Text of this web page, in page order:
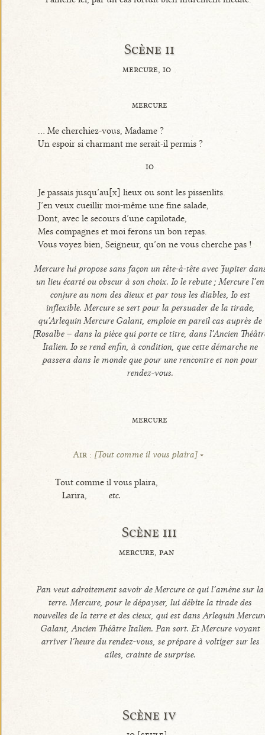
Scène ii
mercure, io
mercure
... Me cherchiez-vous, Madame ?
Un espoir si charmant me serait-il permis ?
io
Je passais jusqu’au[x] lieux ou sont les pissenlits.
J’en veux cueillir moi-même une fine salade,
Dont, avec le secours d’une capilotade,
Mes compagnes et moi ferons un bon repas.
Vous voyez bien, Seigneur, qu’on ne vous cherche pas !
Mercure lui propose sans façon un tête-à-tête avec Jupiter
un lieu écarté ou obscur à son choix. Io le rebute ; Mercure l’en
conjure au nom des dieux et par tous les diables, Io est
inflexible. Mercure se sert pour la persuader de la tirade,
qu’Arlequin Mercure Galant, emploie en pareil cas auprès de
[Rosalbe – dans la pièce qui porte ce titre, dans l’Ancien
Italien. Io se rend enfin, à condition, que cette démarche ne
passera dans le monde que pour une rencontre et non pour
rendez-vous.
mercure
Air : [Tout comme il vous plaira]
Tout comme il vous plaira,
Larira,
etc.
Scène iii
mercure, pan
Pan veut adroitement savoir de Mercure ce qui l’amène sur la
terre. Mercure, pour le dépayser, lui débite la tirade des
nouvelles de la terre et des cieux, qui est dans Arlequin
Galant, Ancien Théâtre Italien. Pan sort. Et Mercure voyant
arriver l’heure du rendez-vous, se prépare à voltiger sur les
ailes, crainte de surprise.
Scène iv